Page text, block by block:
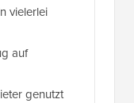
vielerlei
auf
genutzt